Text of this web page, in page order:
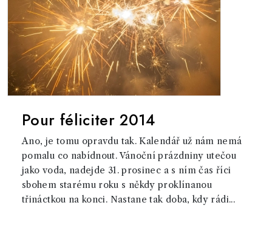
Pour féliciter 2014
Ano, je tomu opravdu tak. Kalendář už nám nemá
pomalu co nabídnout. Vánoční prázdniny utečou
jako voda, nadejde 31. prosinec a s ním čas říci
sbohem starému roku s někdy proklínanou
třináctkou na konci. Nastane tak doba, kdy rádi...